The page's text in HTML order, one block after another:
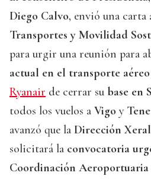
Diego Calvo, envió una carta
Transportes y Movilidad
para urgir una reunión para
actual en el transporte aéreo
Ryanair de cerrar su base en
todos los vuelos a Vigo y
avanzó que la Dirección
solicitará la convocatoria
Coordinación Aeroportuaria